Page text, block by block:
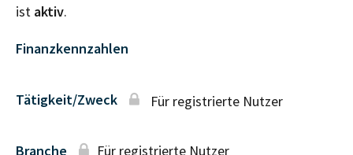
ist aktiv.
Finanzkennzahlen
Tätigkeit/Zweck Für registrierte Nutzer
Branche Für registrierte Nutzer